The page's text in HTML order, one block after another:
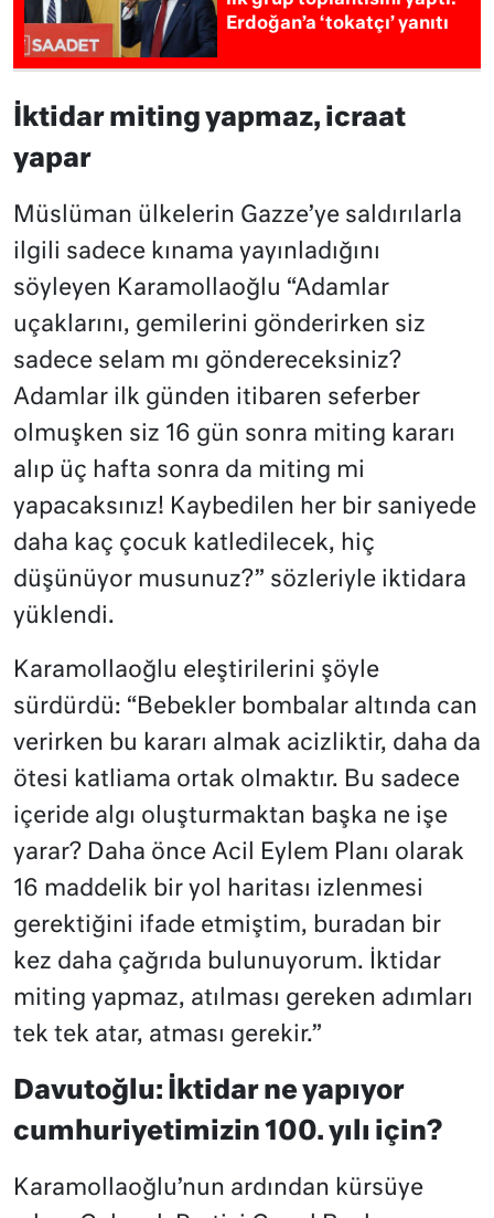
Erdoğan’a ‘tokatçı’ yanıtı
İktidar miting yapmaz, icraat
yapar
Müslüman ülkelerin Gazze’ye saldırılarla
ilgili sadece kınama yayınladığını
söyleyen Karamollaoğlu “Adamlar
uçaklarını, gemilerini gönderirken siz
sadece selam mı göndereceksiniz?
Adamlar ilk günden itibaren seferber
olmuşken siz 16 gün sonra miting kararı
alıp üç hafta sonra da miting mi
yapacaksınız! Kaybedilen her bir saniyede
daha kaç çocuk katledilecek, hiç
düşünüyor musunuz?” sözleriyle iktidara
yüklendi.
Karamollaoğlu eleştirilerini şöyle
sürdürdü: “Bebekler bombalar altında can
verirken bu kararı almak acizliktir, daha da
ötesi katliama ortak olmaktır. Bu sadece
içeride algı oluşturmaktan başka ne işe
yarar? Daha önce Acil Eylem Planı olarak
16 maddelik bir yol haritası izlenmesi
gerektiğini ifade etmiştim, buradan bir
kez daha çağrıda bulunuyorum. İktidar
miting yapmaz, atılması gereken adımları
tek tek atar, atması gerekir.”
Davutoğlu: İktidar ne yapıyor
cumhuriyetimizin 100. yılı için?
Karamollaoğlu’nun ardından kürsüye